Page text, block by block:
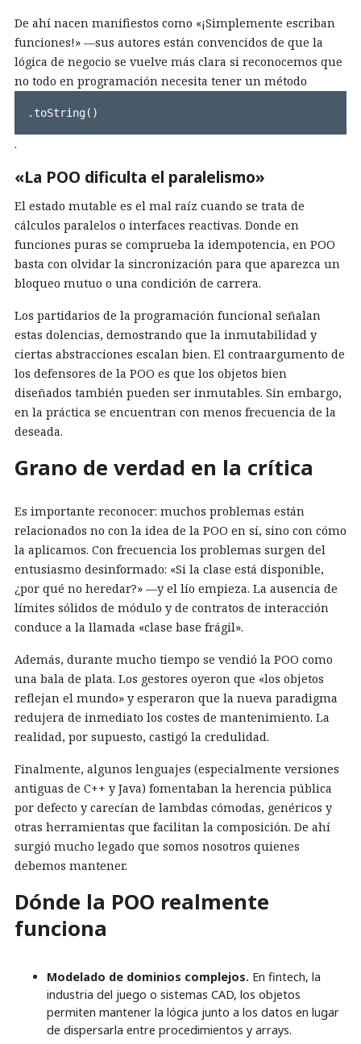
De ahí nacen manifiestos como «¡Simplemente escriban
funciones!» —sus autores están convencidos de que la
lógica de negocio se vuelve más clara si reconocemos que
no todo en programación necesita tener un método
.toString()
.
«La POO dificulta el paralelismo»
El estado mutable es el mal raíz cuando se trata de
cálculos paralelos o interfaces reactivas. Donde en
funciones puras se comprueba la idempotencia, en POO
basta con olvidar la sincronización para que aparezca un
bloqueo mutuo o una condición de carrera.
Los partidarios de la programación funcional señalan
estas dolencias, demostrando que la inmutabilidad y
ciertas abstracciones escalan bien. El contraargumento de
los defensores de la POO es que los objetos bien
diseñados también pueden ser inmutables. Sin embargo,
en la práctica se encuentran con menos frecuencia de la
deseada.
Grano de verdad en la crítica
Es importante reconocer: muchos problemas están
relacionados no con la idea de la POO en sí, sino con cómo
la aplicamos. Con frecuencia los problemas surgen del
entusiasmo desinformado: «Si la clase está disponible,
¿por qué no heredar?» —y el lío empieza. La ausencia de
límites sólidos de módulo y de contratos de interacción
conduce a la llamada «clase base frágil».
Además, durante mucho tiempo se vendió la POO como
una bala de plata. Los gestores oyeron que «los objetos
reflejan el mundo» y esperaron que la nueva paradigma
redujera de inmediato los costes de mantenimiento. La
realidad, por supuesto, castigó la credulidad.
Finalmente, algunos lenguajes (especialmente versiones
antiguas de C++ y Java) fomentaban la herencia pública
por defecto y carecían de lambdas cómodas, genéricos y
otras herramientas que facilitan la composición. De ahí
surgió mucho legado que somos nosotros quienes
debemos mantener.
Dónde la POO realmente
funciona
Modelado de dominios complejos. En fintech, la
industria del juego o sistemas CAD, los objetos
permiten mantener la lógica junto a los datos en lugar
de dispersarla entre procedimientos y arrays.